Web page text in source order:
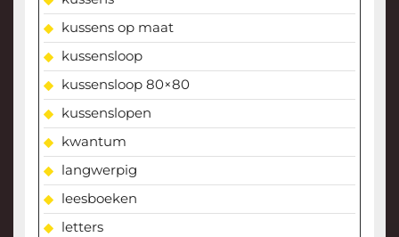
kussens op maat
kussensloop
kussensloop 80×80
kussenslopen
kwantum
langwerpig
leesboeken
letters